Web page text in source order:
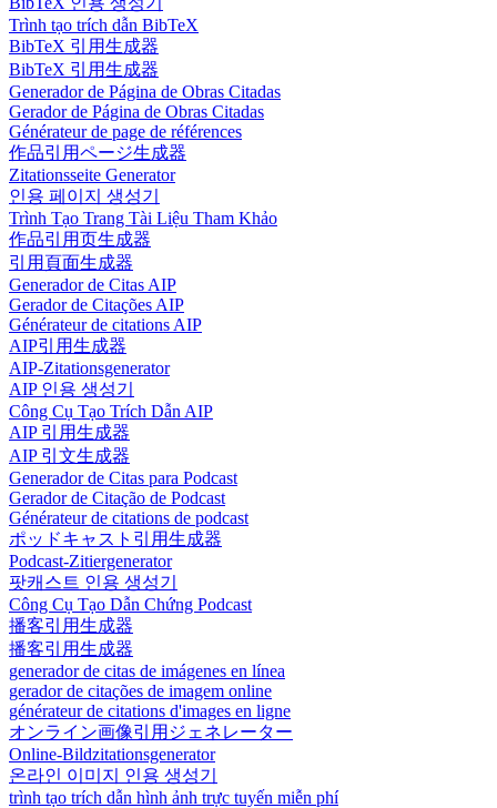
Trình tạo trích dẫn BibTeX
BibTeX 引用生成器
BibTeX 引用生成器
Generador de Página de Obras Citadas
Gerador de Página de Obras Citadas
Générateur de page de références
作品引用ページ生成器
Zitationsseite Generator
인용 페이지 생성기
Trình Tạo Trang Tài Liệu Tham Khảo
作品引用页生成器
引用頁面生成器
Generador de Citas AIP
Gerador de Citações AIP
Générateur de citations AIP
AIP引用生成器
AIP-Zitationsgenerator
AIP 인용 생성기
Công Cụ Tạo Trích Dẫn AIP
AIP 引用生成器
AIP 引文生成器
Generador de Citas para Podcast
Gerador de Citação de Podcast
Générateur de citations de podcast
ポッドキャスト引用生成器
Podcast-Zitiergenerator
팟캐스트 인용 생성기
Công Cụ Tạo Dẫn Chứng Podcast
播客引用生成器
播客引用生成器
generador de citas de imágenes en línea
gerador de citações de imagem online
générateur de citations d'images en ligne
オンライン画像引用ジェネレーター
Online-Bildzitationsgenerator
온라인 이미지 인용 생성기
trình tạo trích dẫn hình ảnh trực tuyến miễn phí